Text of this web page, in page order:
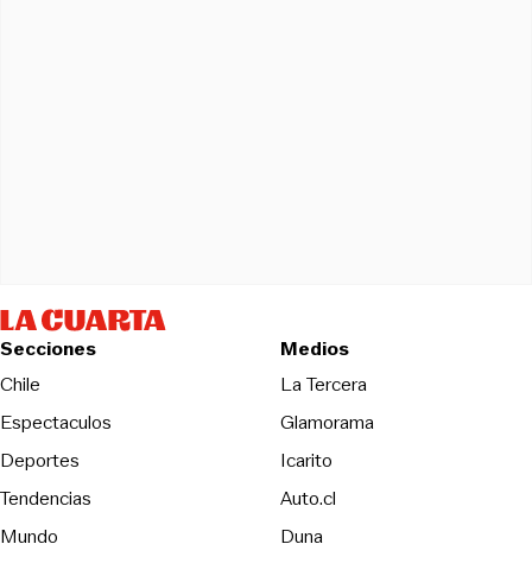
Secciones
Chile
Espectaculos
Deportes
Tendencias
Mundo
Medios
La TerceraOpens in new
Glamorama
Icarito
Auto.cl
DunaOpens in new window